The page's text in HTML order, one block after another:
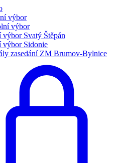
výbor
výbor
výbor Svatý Štěpán
výbor Sidonie
zasedání ZM Brumov-Bylnice